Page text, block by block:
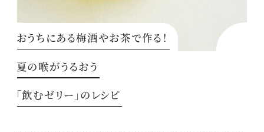
おうちにある梅酒やお茶で作る！
夏の喉がうるおう
「飲むゼリー」のレシピ